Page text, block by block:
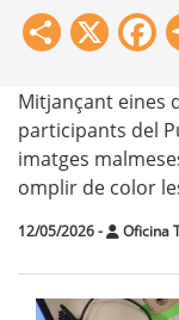
Share
X
Mitjançant eines
participants del
imatges
omplir de color
12/05/2026- Oficina